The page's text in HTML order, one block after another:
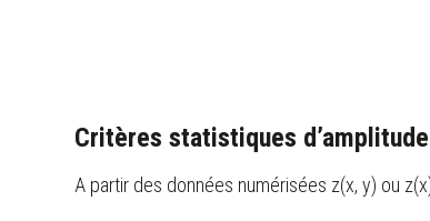
Critères statistiques
A partir des données numérisées z(x, y) ou